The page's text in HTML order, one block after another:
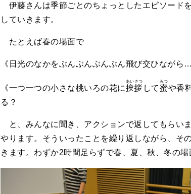
伊藤さんは季節ごとのちょっとしたエピソード
していきます。
たとえば春の場面で
《日光のなかをぶんぶんぶんぶん飛び交ひながら
《一つ一つの小さな桃いろの花に挨拶
あいさつ
して蜜
みつ
や香
る？
と、みんなに聞き、アクションで返してもらい
やります。そういったことを繰り返しながら、そ
きます。わずか2時間足らずで春、夏、秋、冬の